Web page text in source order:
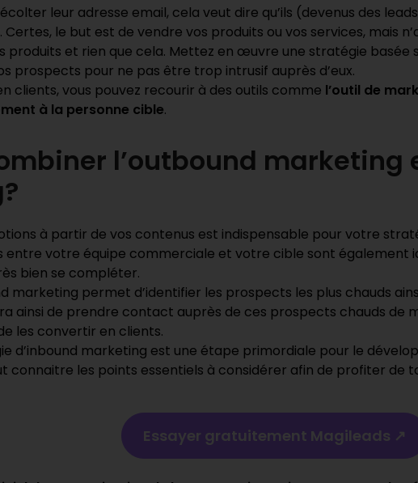
leur adresse email, cela veut dire qu’ils (devenus des
Certes, le but est de vendre vos produits ou vos services, mais
produits et rien que cela. Mettez en œuvre une stratégie basée
prospects pour ne pas être trop intrusif auprès d’eux.
clients, vous pouvez recourir à des outils comme l’outil de
à la personne cible.
l’outbound marketing
à partir de vos contenus est indispensable pour votre
entre votre équipe commerciale et votre cible sont également
bien se compléter.
marketing permet d’identifier les prospects les plus chauds
ainsi de prendre contact auprès de ces prospects chauds de
les convertir en clients.
d’inbound marketing est une étape primordiale pour le
connaitre les points essentiels à considérer afin de profiter de
Essayer gratuitement Magileads ↗️